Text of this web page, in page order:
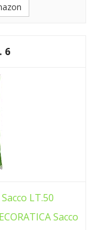
6
LT.50
Sacco